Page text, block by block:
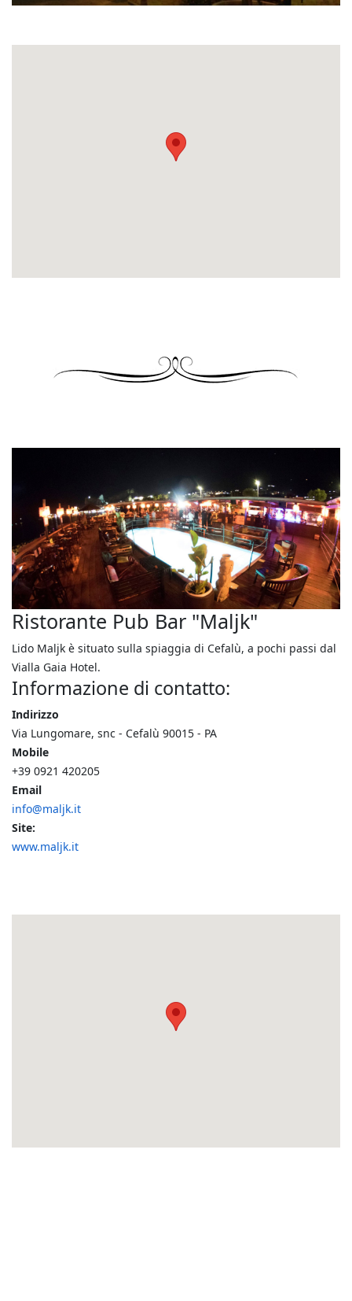
Ristorante Pub Bar "Maljk"
Lido Maljk è situato sulla spiaggia di Cefalù, a pochi passi dal
Vialla Gaia Hotel.
Informazione di contatto:
Indirizzo
Via Lungomare, snc - Cefalù 90015 - PA
Mobile
+39 0921 420205
Email
info@maljk.it
Site:
www.maljk.it